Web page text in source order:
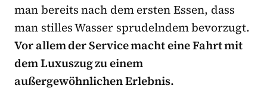
man bereits nach dem ersten Essen, dass
man stilles Wasser sprudelndem bevorzugt.
Vor allem der Service macht eine Fahrt mit
dem Luxuszug zu einem
außergewöhnlichen Erlebnis.